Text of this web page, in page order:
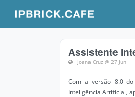
Assistente
· Joana Cruz @ 27 Jun
Com a versão 8.0
Inteligência Artificial,